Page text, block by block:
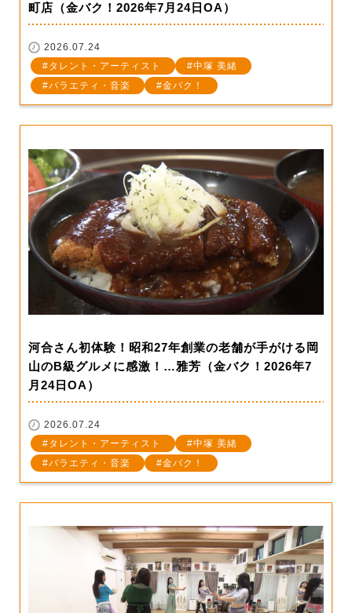
町店（金バク！2026年7月24日OA）
2026.07.24
タレント・アーティスト
中塚 美緒
バラエティ・音楽
金バク！
河合さん初体験！昭和27年創業の老舗が手がける岡
山のB級グルメに感激！…雅芳（金バク！2026年7
月24日OA）
2026.07.24
タレント・アーティスト
中塚 美緒
バラエティ・音楽
金バク！